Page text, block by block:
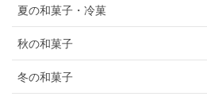
夏の和菓子・冷菓
秋の和菓子
冬の和菓子